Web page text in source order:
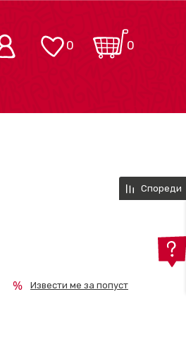
0
0
Извести ме за попуст
Спореди